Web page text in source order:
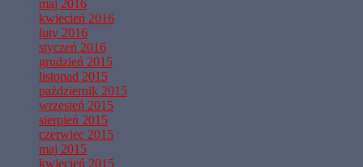
maj 2016
kwiecień 2016
luty 2016
styczeń 2016
grudzień 2015
listopad 2015
październik 2015
wrzesień 2015
sierpień 2015
czerwiec 2015
maj 2015
kwiecień 2015